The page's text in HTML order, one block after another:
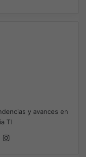
y avances en
TI
YouTube